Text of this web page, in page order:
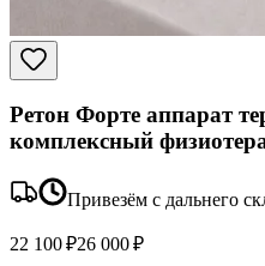
Ретон Форте аппарат
комплексный
Привезём с дальнего
22 100 ₽26 000 ₽